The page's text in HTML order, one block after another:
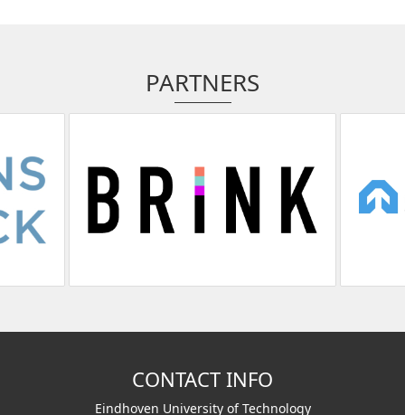
PARTNERS
CONTACT INFO
Eindhoven University of Technology